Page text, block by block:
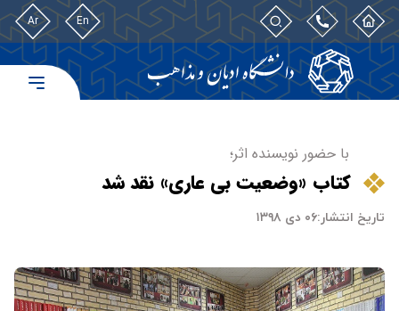
En
Ar
با حضور نویسنده اثر؛
کتاب «وضعیت بی عاری» نقد شد
تاریخ انتشار:۰۶ دی ۱۳۹۸